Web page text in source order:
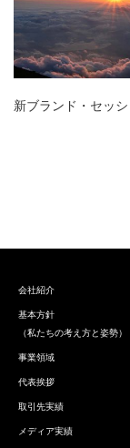
新ブランド・セッ
会社紹介
基本方針
（私たちの考え方と姿勢）
事業領域
代表挨拶
取引先実績
メディア実績